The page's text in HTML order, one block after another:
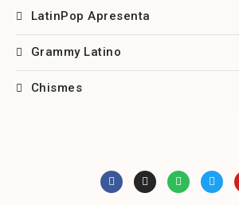
LatinPop Apresenta
Grammy Latino
Chismes